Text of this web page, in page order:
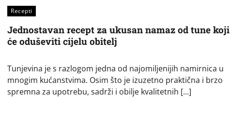
Recepti
Jednostavan recept za ukusan namaz od tune koji
će oduševiti cijelu obitelj
Tunjevina je s razlogom jedna od najomiljenijih namirnica u
mnogim kućanstvima. Osim što je izuzetno praktična i brzo
spremna za upotrebu, sadrži i obilje kvalitetnih […]